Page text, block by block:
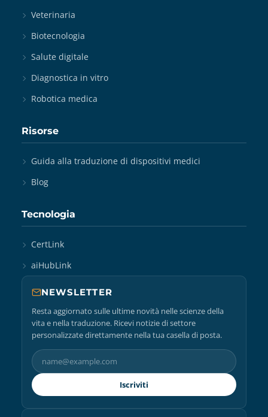
Veterinaria
Biotecnologia
Salute digitale
Diagnostica in vitro
Robotica medica
Risorse
Guida alla traduzione di dispositivi medici
Blog
Tecnologia
CertLink
aiHubLink
NEWSLETTER
Resta aggiornato sulle ultime novità nelle scienze della
vita e nella traduzione. Ricevi notizie di settore
personalizzate direttamente nella tua casella di posta.
Iscriviti